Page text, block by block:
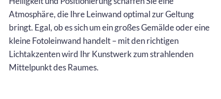
Atmosphäre, die Ihre Leinwand optimal zur Geltung
bringt. Egal, ob es sich um ein großes Gemälde oder eine
kleine Fotoleinwand handelt – mit den richtigen
Lichtakzenten wird Ihr Kunstwerk zum strahlenden
Mittelpunkt des Raumes.